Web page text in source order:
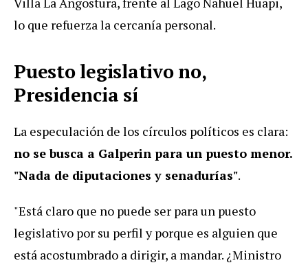
lo que refuerza la cercanía personal.
Puesto legislativo no,
Presidencia sí
La especulación de los círculos políticos es clara:
no se busca a Galperin para un puesto menor.
"Nada de diputaciones y senadurías".
"Está claro que no puede ser para un puesto
legislativo por su perfil y porque es alguien que
está acostumbrado a dirigir, a mandar. ¿Ministro